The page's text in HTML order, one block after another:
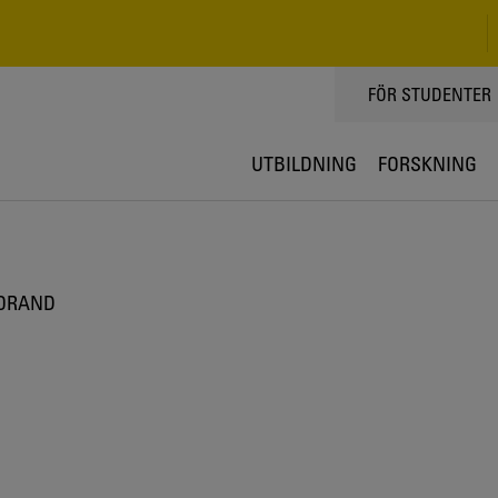
TOPPMENY
FÖR STUDENTER
UTBILDNING FORSKNING